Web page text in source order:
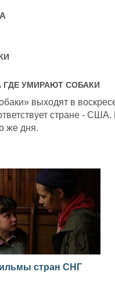
ГДЕ УМИРАЮТ СОБАКИ
выходят в
стране -
же дня.
стран СНГ